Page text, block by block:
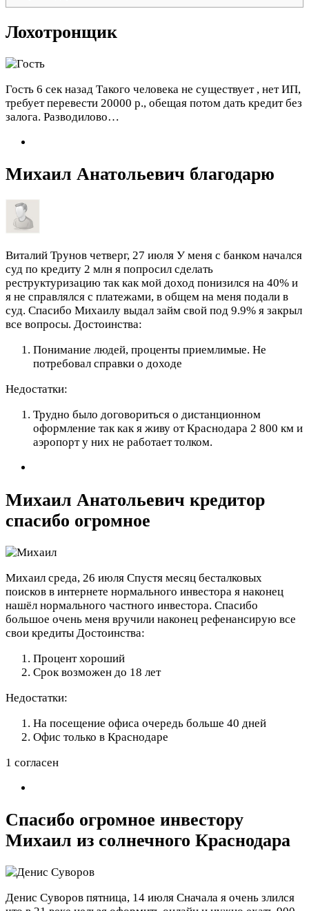
Лохотронщик
Гость 6 сек назад Такого человека не существует , нет ИП,
требует перевести 20000 р., обещая потом дать кредит без
залога. Разводилово…
Михаил Анатольевич благодарю
Виталий Трунов четверг, 27 июля У меня с банком начался
суд по кредиту 2 млн я попросил сделать
реструктуризацию так как мой доход понизился на 40% и
я не справлялся с платежами, в общем на меня подали в
суд. Спасибо Михаилу выдал займ свой под 9.9% я закрыл
все вопросы. Достоинства:
Понимание людей, проценты приемлимые. Не
потребовал справки о доходе
Недостатки:
Трудно было договориться о дистанционном
оформление так как я живу от Краснодара 2 800 км и
аэропорт у них не работает толком.
Михаил Анатольевич кредитор
спасибо огромное
Михаил среда, 26 июля Спустя месяц бесталковых
поисков в интернете нормального инвестора я наконец
нашёл нормального частного инвестора. Спасибо
большое очень меня вручили наконец рефенансирую все
свои кредиты Достоинства:
Процент хороший
Срок возможен до 18 лет
Недостатки:
На посещение офиса очередь больше 40 дней
Офис только в Краснодаре
1 согласен
Спасибо огромное инвестору
Михаил из солнечного Краснодара
Денис Суворов пятница, 14 июля Сначала я очень злился